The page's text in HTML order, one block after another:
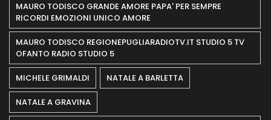
MAURO TODISCO GRANDE AMORE PAPA' PER SEMPRE
RICORDI EMOZIONI UNICO AMORE
MAURO TODISCO REGIONEPUGLIARADIOTV.IT STUDIO 5 TV
OFANTO RADIO STUDIO 5
MICHELE GRIMALDI NATALE A BARLETTA
NATALE A GRAVINA